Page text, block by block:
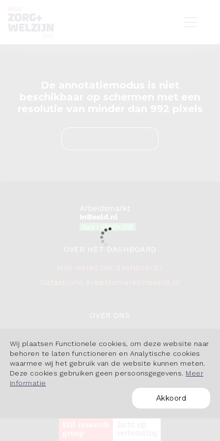
Wij plaatsen Functionele cookies, om deze website naar
behoren te laten functioneren en Analytische cookies
waarmee wij het gebruik van de website kunnen meten.
Deze cookies gebruiken geen persoonsgegevens. Meer
informatie
Akkoord
OVER HET DASHBOARD
Hoe werkt het dashboard?
Datastudio Arbeidsmarktinbeeld.nl
OVER ONS
Cookiebeleid
POWERED BY